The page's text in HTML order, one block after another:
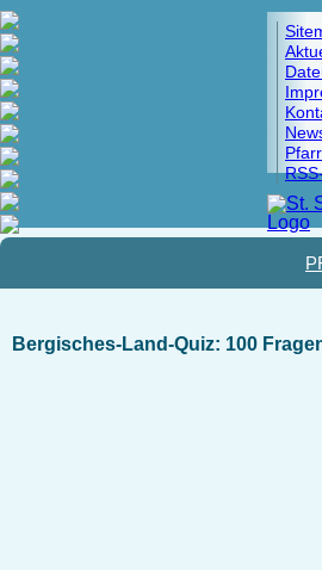
Bergisches-Land-Quiz: 100